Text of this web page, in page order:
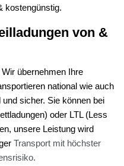
kostengünstig.
von &
übernehmen Ihre
national wie auch
sicher. Sie können bei
oder LTL (Less
unsere Leistung wird
Transport mit höchster